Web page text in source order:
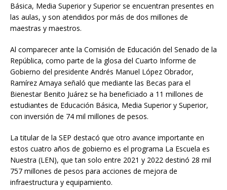
Básica, Media Superior y Superior se encuentran presentes en
las aulas, y son atendidos por más de dos millones de
maestras y maestros.
Al comparecer ante la Comisión de Educación del Senado de la
República, como parte de la glosa del Cuarto Informe de
Gobierno del presidente Andrés Manuel López Obrador,
Ramírez Amaya señaló que mediante las Becas para el
Bienestar Benito Juárez se ha beneficiado a 11 millones de
estudiantes de Educación Básica, Media Superior y Superior,
con inversión de 74 mil millones de pesos.
La titular de la SEP destacó que otro avance importante en
estos cuatro años de gobierno es el programa La Escuela es
Nuestra (LEN), que tan solo entre 2021 y 2022 destinó 28 mil
757 millones de pesos para acciones de mejora de
infraestructura y equipamiento.